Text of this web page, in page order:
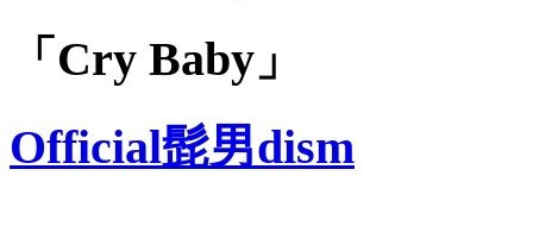
「Cry Baby」
Official髭男dism